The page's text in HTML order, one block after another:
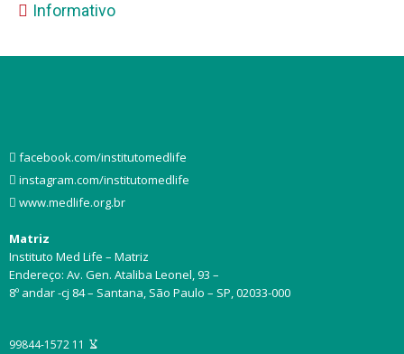
Informativo
facebook.com/institutomedlife
instagram.com/institutomedlife
www.medlife.org.br
Matriz
Instituto Med Life – Matriz
Endereço: Av. Gen. Ataliba Leonel, 93 –
8º andar -cj 84 – Santana, São Paulo – SP, 02033-000
11 99844-1572